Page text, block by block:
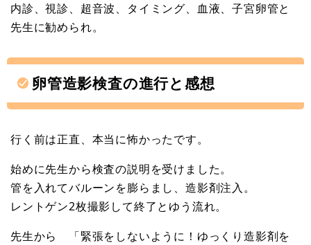
内診、視診、超音波、タイミング、血液、子宮卵管と
先生に勧められ。
卵管造影検査の進行と感想
行く前は正直、本当に怖かったです。
始めに先生から検査の説明を受けました。
管を入れてバルーンを膨らまし、造影剤注入。
レントゲン2枚撮影して終了とゆう流れ。
先生から 「緊張をしないように！ゆっくり造影剤を